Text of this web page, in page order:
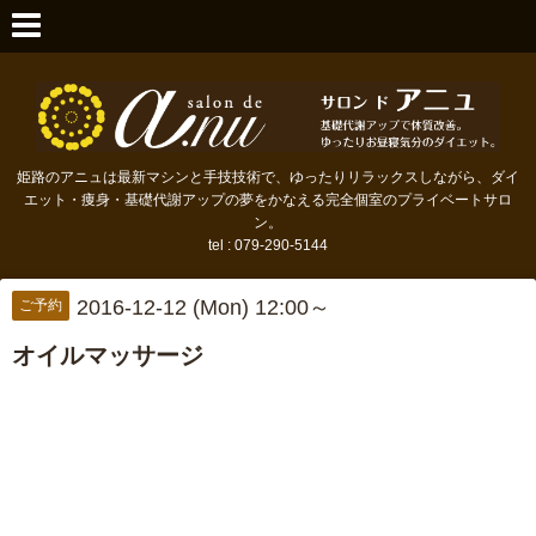
姫路のアニュは最新マシンと手技技術で、ゆったりリラックスしながら、ダイ
エット・痩身・基礎代謝アップの夢をかなえる完全個室のプライベートサロ
ン。
tel : 079-290-5144
ご予約 2016-12-12 (Mon) 12:00～
オイルマッサージ